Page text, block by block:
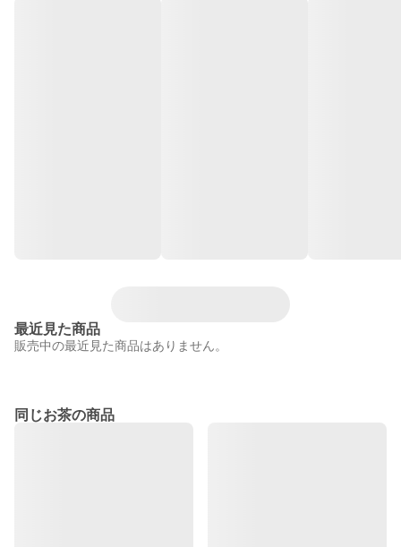
最近見た商品
販売中の最近見た商品はありません。
同じお茶の商品